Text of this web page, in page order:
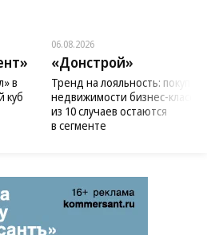
в
куб
06.08.2026
«Донстрой»
Тренд на лояльность:
недвижимости бизнес-класса
из 10 случаев остаются
в сегменте